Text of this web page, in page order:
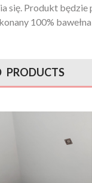
się. Produkt będzie
100% bawełna
PRODUCTS